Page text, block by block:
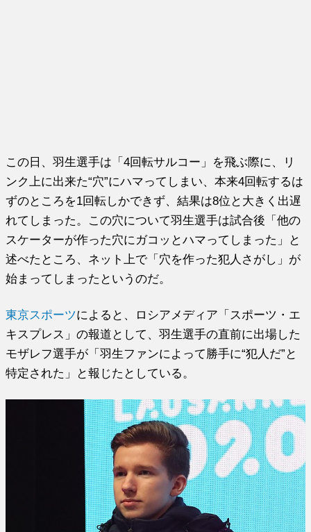
この日、羽生選手は「4回転サルコー」を飛ぶ際に、リ
ンク上に出来た“穴”にハマってしまい、本来4回転するは
ずのところを1回転しかできず、結果は8位と大きく出遅
れてしまった。この穴について羽生選手は試合後「他の
スケーターが作った穴にガコッとハマってしまった」と
述べたところ、ネット上で「穴を作った犯人さがし」が
始まってしまったというのだ。
東京スポーツによると、ロシアメディア「スポーツ・エ
キスプレス」の報道として、羽生選手の直前に出場した
モザレフ選手が「羽生ファンによって勝手に“犯人だ”と
特定された」と報じたとしている。